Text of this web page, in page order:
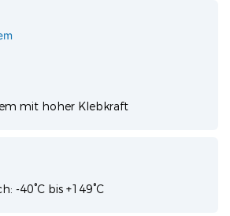
mit hoher Klebkraft
-40°C bis +149°C